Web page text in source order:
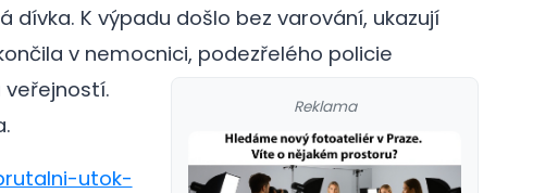
K výpadu došlo bez varování, ukazují
v nemocnici, podezřelého policie
Reklama
utok-